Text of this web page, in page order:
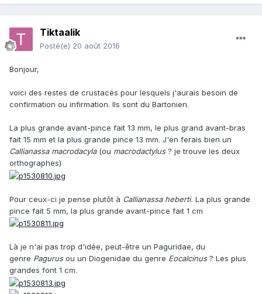
Tiktaalik
Posté(e) 20 août 2016
Bonjour,
voici des restes de crustacés pour lesquels j'aurais besoin de
confirmation ou infirmation. Ils sont du Bartonien.
La plus grande avant-pince fait 13 mm, le plus grand avant-bras
fait 15 mm et la plus grande pince 13 mm. J'en ferais bien un
Callianassa macrodacyla(ou macrodactylus? je trouve les deux
orthographes)
Pour ceux-ci je pense plutôt à Callianassa heberti. La plus grande
pince fait 5 mm, la plus grande avant-pince fait 1 cm
Là je n'ai pas trop d'idée, peut-être un Paguridae, du
genre Pagurusou un Diogenidae du genre Eocalcinus? Les plus
grandes font 1 cm.